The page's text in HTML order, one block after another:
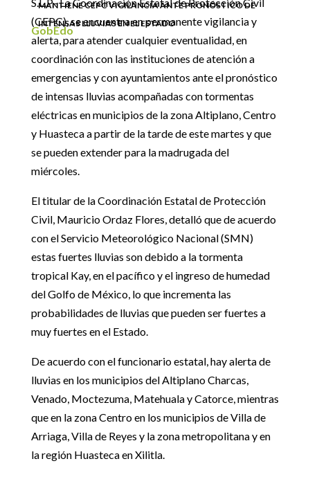
MANTIENE CEPC VIGILANCIA ANTE PRONÓSTICO DE
INTENSAS LLUVIAS EN EL ESTADO
GobEdo
(CEPC), se encuentra en permanente vigilancia y
alerta, para atender cualquier eventualidad, en
coordinación con las instituciones de atención a
emergencias y con ayuntamientos ante el pronóstico
de intensas lluvias acompañadas con tormentas
eléctricas en municipios de la zona Altiplano, Centro
y Huasteca a partir de la tarde de este martes y que
se pueden extender para la madrugada del
miércoles.
El titular de la Coordinación Estatal de Protección
Civil, Mauricio Ordaz Flores, detalló que de acuerdo
con el Servicio Meteorológico Nacional (SMN)
estas fuertes lluvias son debido a la tormenta
tropical Kay, en el pacífico y el ingreso de humedad
del Golfo de México, lo que incrementa las
probabilidades de lluvias que pueden ser fuertes a
muy fuertes en el Estado.
De acuerdo con el funcionario estatal, hay alerta de
lluvias en los municipios del Altiplano Charcas,
Venado, Moctezuma, Matehuala y Catorce, mientras
que en la zona Centro en los municipios de Villa de
Arriaga, Villa de Reyes y la zona metropolitana y en
la región Huasteca en Xilitla.